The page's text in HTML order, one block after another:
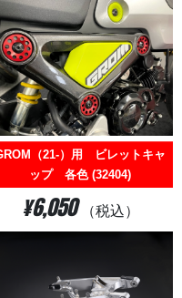
（21-）用 ビレットキャ
ップ 各色 (32404)
¥6,050 （税込）